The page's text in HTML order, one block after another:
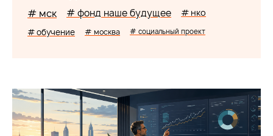
# мск # фонд наше будущее # нко
# обучение # москва # социальный проект